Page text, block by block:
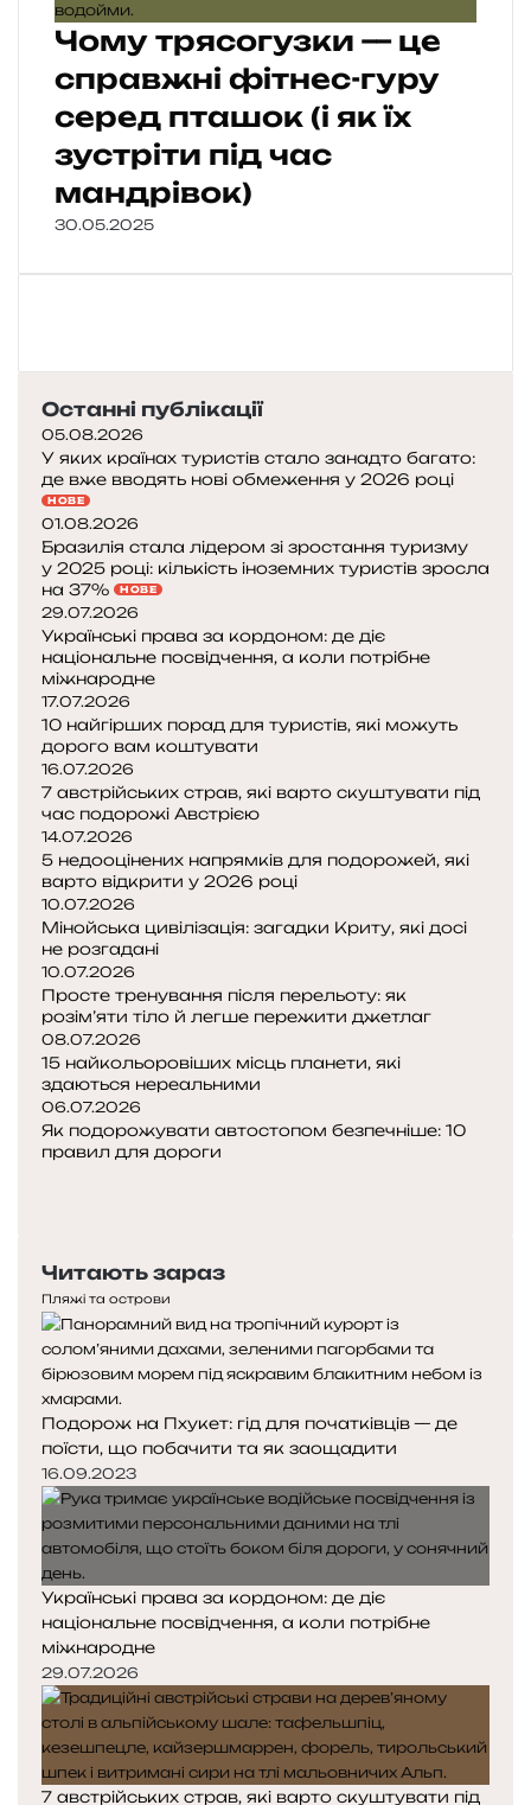
Чому трясогузки — це
справжні фітнес-гуру
серед пташок (і як їх
зустріти під час
мандрівок)
30.05.2025
Останні публікації
05.08.2026
У яких країнах туристів стало занадто багато:
де вже вводять нові обмеження у 2026 році
НОВЕ
01.08.2026
Бразилія стала лідером зі зростання туризму
у 2025 році: кількість іноземних туристів зросла
на 37%
НОВЕ
29.07.2026
Українські права за кордоном: де діє
національне посвідчення, а коли потрібне
міжнародне
17.07.2026
10 найгірших порад для туристів, які можуть
дорого вам коштувати
16.07.2026
7 австрійських страв, які варто скуштувати під
час подорожі Австрією
14.07.2026
5 недооцінених напрямків для подорожей, які
варто відкрити у 2026 році
10.07.2026
Мінойська цивілізація: загадки Криту, які досі
не розгадані
10.07.2026
Просте тренування після перельоту: як
розім’яти тіло й легше пережити джетлаг
08.07.2026
15 найкольоровіших місць планети, які
здаються нереальними
06.07.2026
Як подорожувати автостопом безпечніше: 10
правил для дороги
Читають зараз
Пляжі та острови
Подорож на Пхукет: гід для початківців — де
поїсти, що побачити та як заощадити
16.09.2023
Українські права за кордоном: де діє
національне посвідчення, а коли потрібне
міжнародне
29.07.2026
7 австрійських страв, які варто скуштувати під